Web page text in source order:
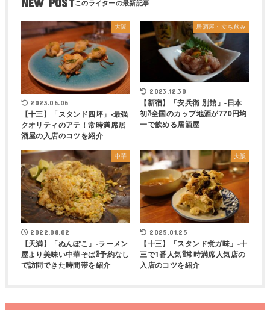
大阪
2023.06.06
【十三】「スタンド四坪」-最強
クオリティのアテ！常時満席居
酒屋の入店のコツを紹介
居酒屋・立ち飲み
2023.12.30
【新宿】「安兵衛 別館」-日本
初⁈全国のカップ地酒が770円均
一で飲める居酒屋
中華
2022.08.02
【天満】「ぬんぽこ」-ラーメン
屋より美味い中華そば⁈予約なし
で訪問できた時間帯を紹介
大阪
2025.01.25
【十三】「スタンド煮ガ味」-十
三で1番人気⁈常時満席人気店の
入店のコツを紹介